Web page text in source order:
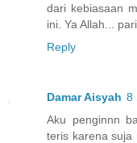
dari kebiasaan
ini. Ya Allah...
Reply
Damar Aisyah 8
Aku penginnn
teris karena suja